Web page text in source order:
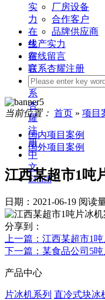
实
力
在
线
留
言
联
系
杏
耀
注
册
中
文
Enlish
厂房设备
合作客户
品牌供应商
生产实力
在线留言
联系杏耀注册
当前位置： 首页 » 项目
国内项目案例
国外项目案例
江西某超市1吨
日期：2021-06-19 阅读
分享到：
上一篇 ：江西某超市1
下一篇 ：某食品公司5
产品中心
片冰机系列 直冷式块冰